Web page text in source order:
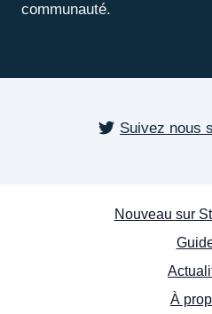
communauté.
Suivez nous
Nouveau sur
À